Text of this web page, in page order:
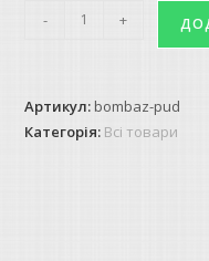
Світла
- +
Артикул: bombaz-pud
Категорія: Всі товари